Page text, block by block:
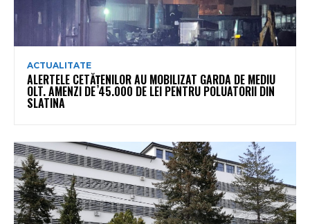
ACTUALITATE
ALERTELE CETĂȚENILOR AU MOBILIZAT GARDA DE MEDIU
OLT. AMENZI DE 45.000 DE LEI PENTRU POLUATORII DIN
SLATINA